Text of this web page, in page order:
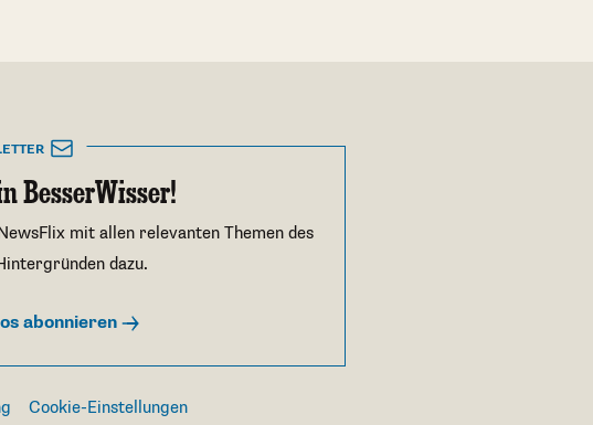
BesserWisser!
mit allen relevanten Themen des
dazu.
abonnieren
Cookie-Einstellungen